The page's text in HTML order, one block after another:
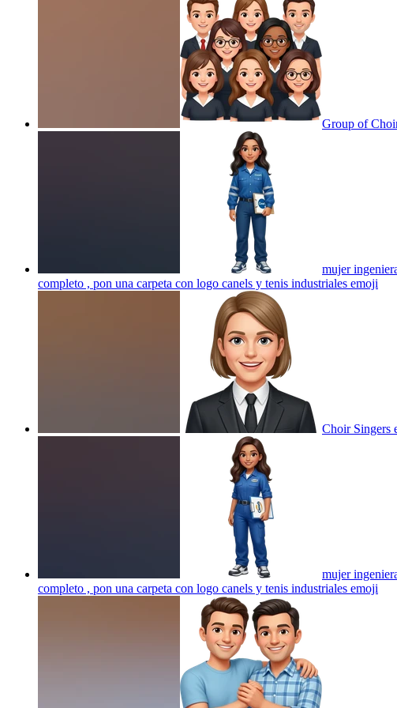
Group of
mujer
completo , pon una carpeta con logo canels y tenis industriales emoji
Choir Singers
mujer
completo , pon una carpeta con logo canels y tenis industriales emoji